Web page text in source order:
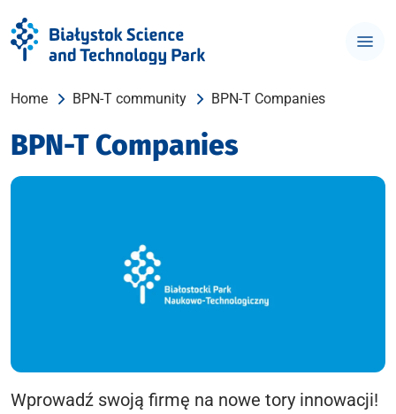
Home BPN-T community BPN-T Companies
BPN-T Companies
Wprowadź swoją firmę na nowe tory innowacji!